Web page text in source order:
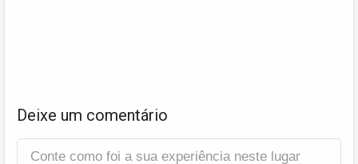
Deixe um comentário